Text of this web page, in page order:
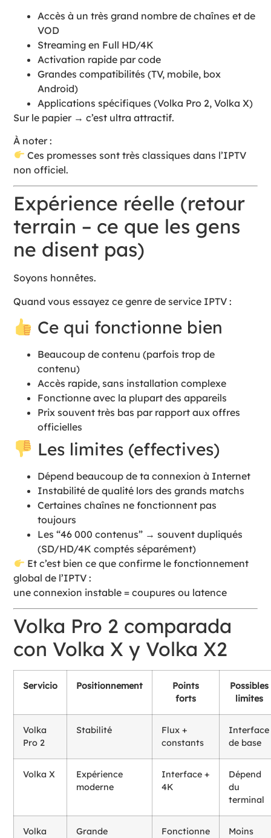
Accès à un très grand nombre de chaînes et de
VOD
Streaming en Full HD/4K
Activation rapide par code
Grandes compatibilités (TV, mobile, box
Android)
Applications spécifiques (Volka Pro 2, Volka X)
Sur le papier → c’est ultra attractif.
À noter :
Ces promesses sont très classiques dans l’IPTV
non officiel.
Expérience réelle (retour
terrain – ce que les gens
ne disent pas)
Soyons honnêtes.
Quand vous essayez ce genre de service IPTV :
Ce qui fonctionne bien
Beaucoup de contenu (parfois trop de
contenu)
Accès rapide, sans installation complexe
Fonctionne avec la plupart des appareils
Prix souvent très bas par rapport aux offres
officielles
Les limites (effectives)
Dépend beaucoup de ta connexion à Internet
Instabilité de qualité lors des grands matchs
Certaines chaînes ne fonctionnent pas
toujours
Les “46 000 contenus” → souvent dupliqués
(SD/HD/4K comptés séparément)
Et c’est bien ce que confirme le fonctionnement
global de l’IPTV :
une connexion instable = coupures ou latence
Volka Pro 2 comparada
con Volka X y Volka X2
Servicio Positionnement
Points
forts
Possibles
limites
Volka
Pro 2
Stabilité
Flux +
constants
Interface
de base
Volka X
Expérience
moderne
Interface +
4K
Dépend
du
terminal
Volka
Grande
Fonctionne
Moins